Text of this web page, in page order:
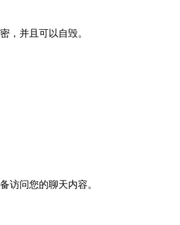
，并且可以自毁。
访问您的聊天内容。